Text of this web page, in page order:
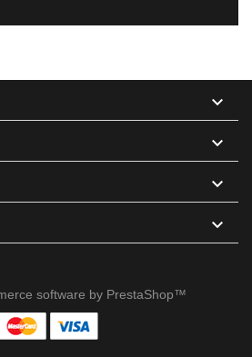




software by PrestaShop™